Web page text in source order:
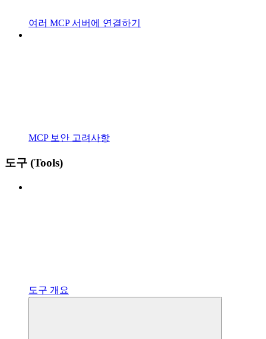
여러 MCP 서버에 연결하기
MCP 보안 고려사항
도구 (Tools)
도구 개요